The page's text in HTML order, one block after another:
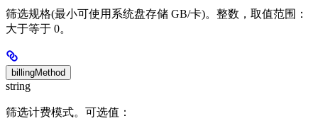
筛选规格(最小可使用系统盘存储 GB/卡)。整数，取值范围：
大于等于 0。
billingMethod
string
筛选计费模式。可选值：